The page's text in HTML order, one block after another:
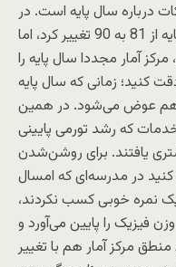
درباره سال پایه است. در
فروردین 92 بعد از 10 سال، سال پایه از 81 به 90 تغییر کرد، اما
آمار مجددا سال پایه را
را 95 اعلام کرد. دقت کنید؛ زمانی که سال پایه
عوض می‌شود. در همین
که رشد تورمی پایینی
یافتند. برای روشن‌شدن
در مدرسه‌ای که امسال
نمره خوبی کسب نکردند،
فیزیک را پایین می‌آورد و
مرکز آمار هم با تغییر